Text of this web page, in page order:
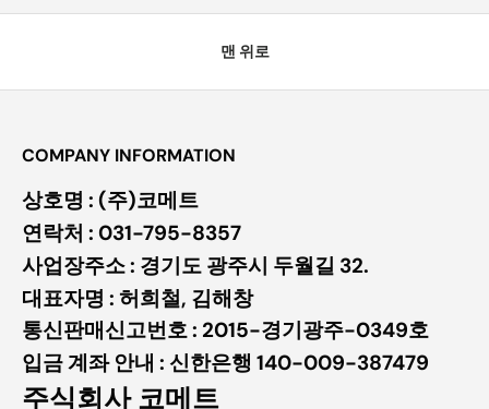
맨 위로
COMPANY INFORMATION
상호명 : (주)코메트
연락처 : 031-795-8357
사업장주소 : 경기도 광주시 두월길 32.
대표자명 : 허희철, 김해창
통신판매신고번호 : 2015-경기광주-0349호
입금 계좌 안내 : 신한은행 140-009-387479
주식회사 코메트